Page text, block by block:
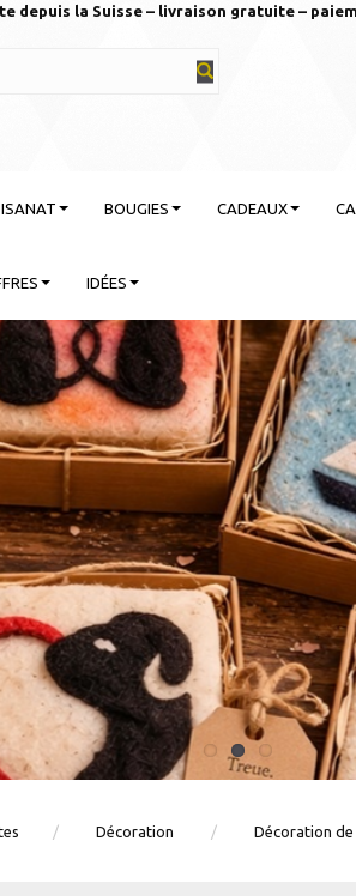
depuis la Suisse – livraison gratuite –
BOUGIES CADEAUX
IDÉES
Décoration Décoration